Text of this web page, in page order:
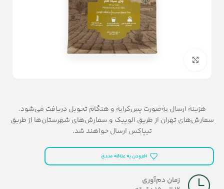
هزینه ارسال به‌صورت پس‌کرایه و هنگام تحویل دریافت می‌شود.
سفارش‌های تهران از طریق الوپیک و سفارش‌های شهرستان‌ها از طریق
تیپاکس ارسال خواهند شد.
افزودن به علاقه مندی
زمان دم‌آوری